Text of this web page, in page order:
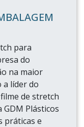
para
do
na maior
líder do
de stretch
GDM Plásticos
práticas e